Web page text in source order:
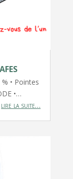
• Pointes
•…
lire la suite…